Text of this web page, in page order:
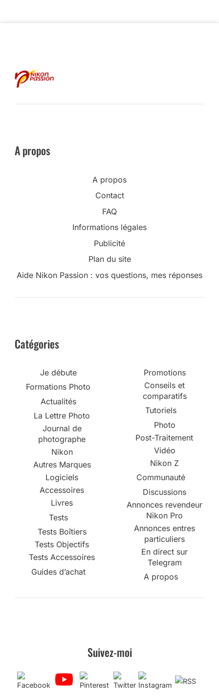
A propos
A propos
Contact
FAQ
Informations légales
Publicité
Plan du site
Aide Nikon Passion : vos questions, mes réponses
Catégories
Je débute
Formations Photo
Actualités
La Lettre Photo
Journal de
photographe
Nikon
Autres Marques
Logiciels
Accessoires
Livres
Tests
Tests Boîtiers
Tests Objectifs
Tests Accessoires
Guides d’achat
Promotions
Conseils et
comparatifs
Tutoriels
Photo
Post-Traitement
Vidéo
Nikon Z
Communauté
Discussions
Annonces revendeur
Nikon Pro
Annonces entres
particuliers
En direct sur
Telegram
A propos
Suivez-moi